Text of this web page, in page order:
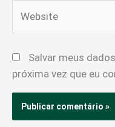
Salvar meus
próxima vez que eu